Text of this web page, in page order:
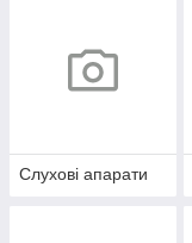
Слухові апарати